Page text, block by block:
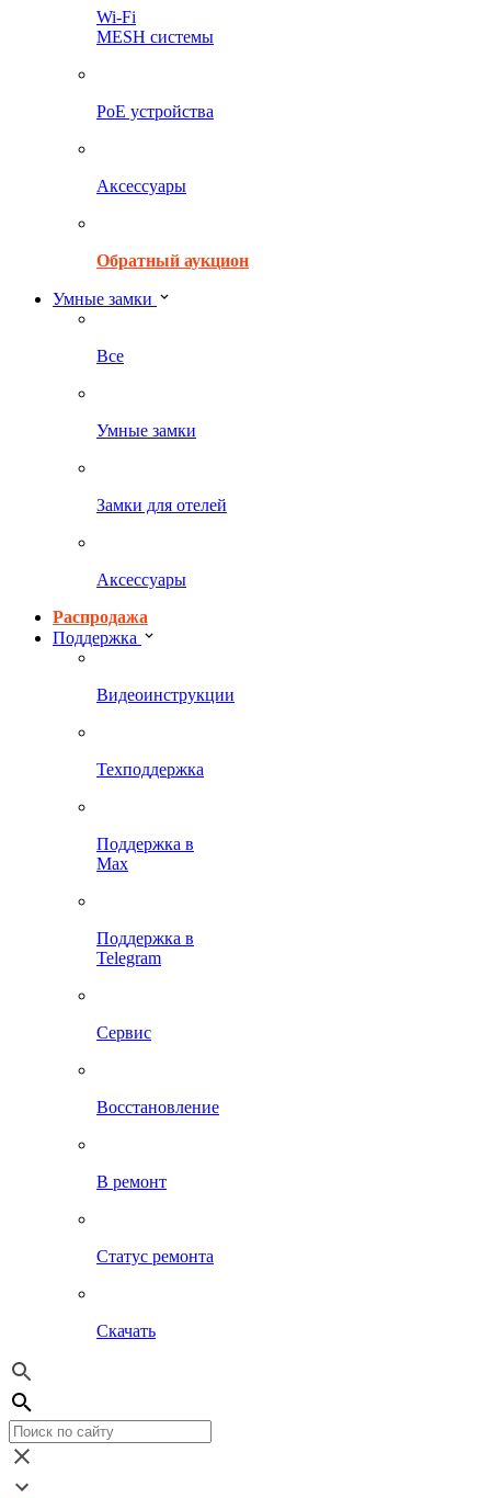
Wi-Fi
MESH системы
PoE устройства
Аксессуары
Обратный аукцион
Умные замки
Все
Умные замки
Замки для отелей
Аксессуары
Распродажа
Поддержка
Видеоинструкции
Техподдержка
Поддержка в
Max
Поддержка в
Telegram
Сервис
Восстановление
В ремонт
Статус ремонта
Скачать